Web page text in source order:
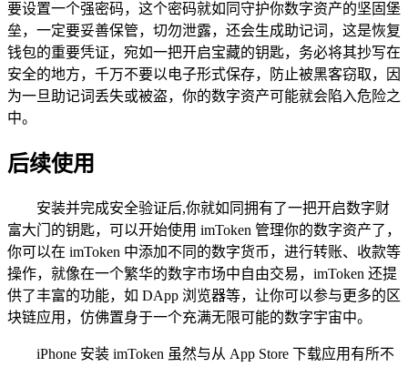
要设置一个强密码，这个密码就如同守护你数字资产的坚固堡
垒，一定要妥善保管，切勿泄露，还会生成助记词，这是恢复
钱包的重要凭证，宛如一把开启宝藏的钥匙，务必将其抄写在
安全的地方，千万不要以电子形式保存，防止被黑客窃取，因
为一旦助记词丢失或被盗，你的数字资产可能就会陷入危险之
中。
后续使用
安装并完成安全验证后,你就如同拥有了一把开启数字财
富大门的钥匙，可以开始使用 imToken 管理你的数字资产了，
你可以在 imToken 中添加不同的数字货币，进行转账、收款等
操作，就像在一个繁华的数字市场中自由交易，imToken 还提
供了丰富的功能，如 DApp 浏览器等，让你可以参与更多的区
块链应用，仿佛置身于一个充满无限可能的数字宇宙中。
iPhone 安装 imToken 虽然与从 App Store 下载应用有所不